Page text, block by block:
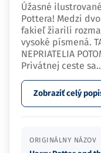
Úžasné
Pottera! Medzi
fakieľ žiarili
vysoké písmená.
NEPRIATELIA
Privátnej ceste
Zobraziť celý
ORIGINÁLNY NÁZOV